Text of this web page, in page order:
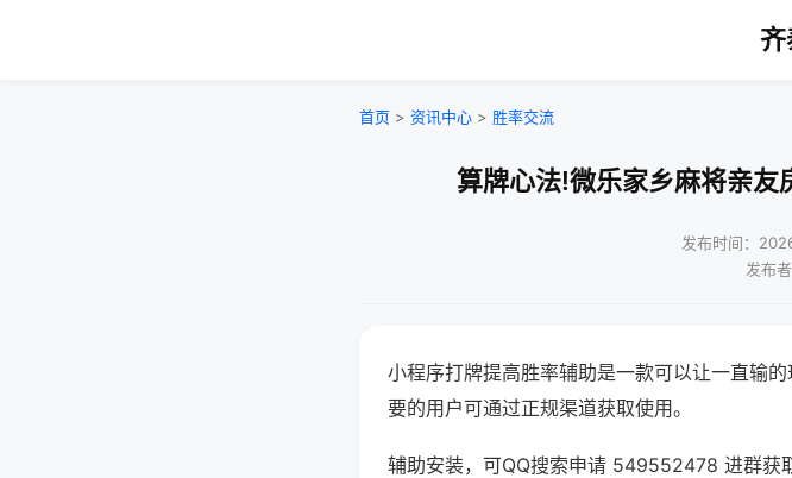
齐
首页 > 资讯中心 > 胜率交流
算牌心法!微乐家乡麻将亲友
发布时间：
发布
小程序打牌提高胜率辅助是一款可以让一直输
要的用户可通过正规渠道获取使用。
辅助安装，可QQ搜索申请 549552478 进群获